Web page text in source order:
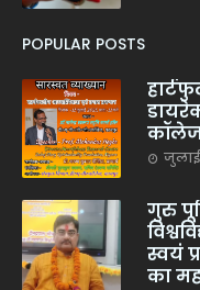
POPULAR POSTS
कॉलेज
जुलाई
गुरु
स्वयं
का